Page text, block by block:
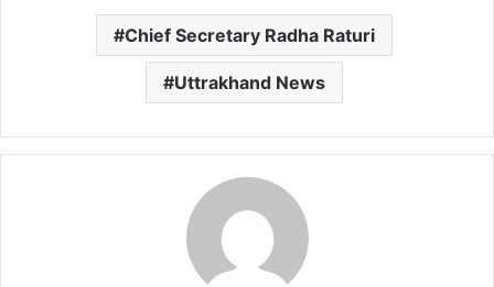
Chief Secretary Radha Raturi
Uttrakhand News